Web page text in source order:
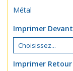
Métal
Imprimer Devant
Imprimer Retour